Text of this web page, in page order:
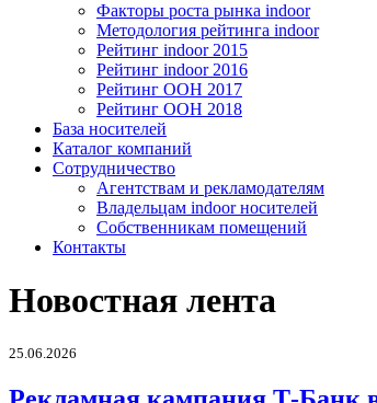
Факторы роста рынка indoor
Методология рейтинга indoor
Рейтинг indoor 2015
Рейтинг indoor 2016
Рейтинг OOH 2017
Рейтинг OOH 2018
База носителей
Каталог компаний
Сотрудничество
Агентствам и рекламодателям
Владельцам indoor носителей
Собственникам помещений
Контакты
Новостная лента
25.06.2026